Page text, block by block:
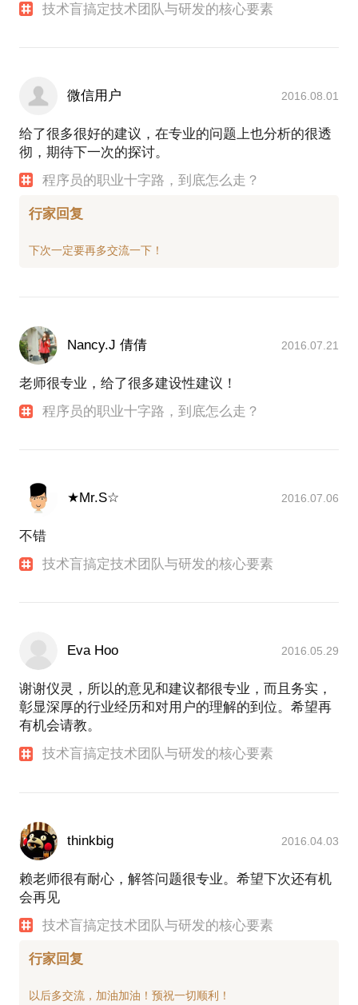
技术盲搞定技术团队与研发的核心要素
微信用户 2016.08.01
给了很多很好的建议，在专业的问题上也分析的很透
彻，期待下一次的探讨。
程序员的职业十字路，到底怎么走？
行家回复
Nancy.J 倩倩 2016.07.21
老师很专业，给了很多建设性建议！
程序员的职业十字路，到底怎么走？
★Mr.S☆ 2016.07.06
不错
技术盲搞定技术团队与研发的核心要素
Eva Hoo 2016.05.29
谢谢仪灵，所以的意见和建议都很专业，而且务实，
彰显深厚的行业经历和对用户的理解的到位。希望再
有机会请教。
技术盲搞定技术团队与研发的核心要素
thinkbig 2016.04.03
赖老师很有耐心，解答问题很专业。希望下次还有机
会再见
技术盲搞定技术团队与研发的核心要素
行家回复